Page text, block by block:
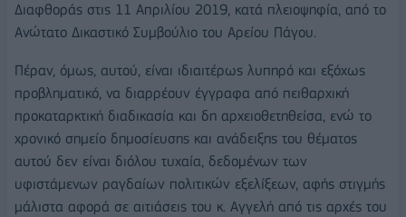
Διαφθοράς στις 11 Απριλίου 2019, κατά πλειοψηφία, από το
Ανώτατο Δικαστικό Συμβούλιο του Αρείου Πάγου.
Πέραν, όμως, αυτού, είναι ιδιαιτέρως λυπηρό και εξόχως
προβληματικό, να διαρρέουν έγγραφα από πειθαρχική
προκαταρκτική διαδικασία και δη αρχειοθετηθείσα, ενώ το
χρονικό σημείο δημοσίευσης και ανάδειξης του θέματος
αυτού δεν είναι διόλου τυχαία, δεδομένων των
υφιστάμενων ραγδαίων πολιτικών εξελίξεων, αφής στιγμής
μάλιστα αφορά σε αιτιάσεις του κ. Αγγελή από τις αρχές του